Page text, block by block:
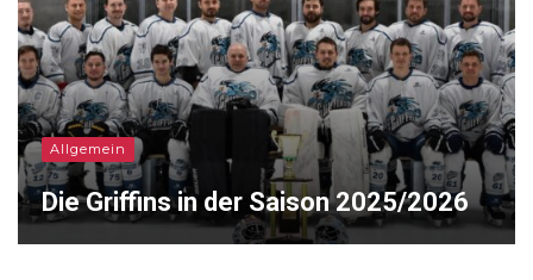
Allgemein
Die Griffins in der Saison 2025/2026